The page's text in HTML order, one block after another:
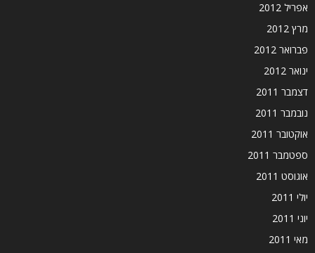
אפריל 2012
מרץ 2012
פברואר 2012
ינואר 2012
דצמבר 2011
נובמבר 2011
אוקטובר 2011
ספטמבר 2011
אוגוסט 2011
יולי 2011
יוני 2011
מאי 2011